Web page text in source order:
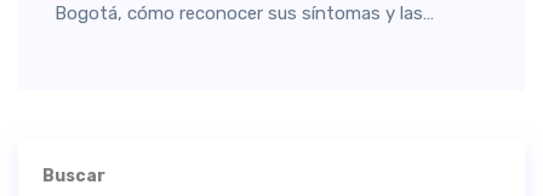
Bogotá, cómo reconocer sus síntomas y las…
Buscar